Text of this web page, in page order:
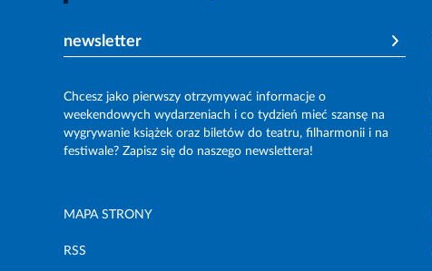
newsletter
Chcesz jako pierwszy otrzymywać informacje o
weekendowych wydarzeniach i co tydzień mieć szansę na
wygrywanie książek oraz biletów do teatru, filharmonii i na
festiwale? Zapisz się do naszego newslettera!
MAPA STRONY
RSS